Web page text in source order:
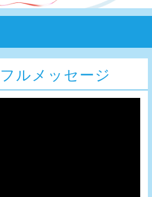
ルメッセージ